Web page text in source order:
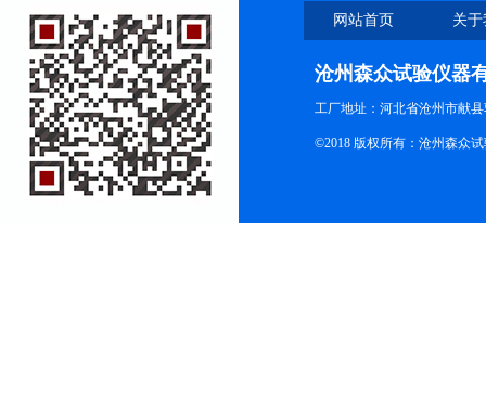
网站首页 关
沧州森众试验仪器
工厂地址：河北省沧州市献
©2018 版权所有：沧州森众